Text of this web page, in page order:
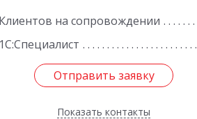
Клиентов на сопровождении
1С:Специалист
Отправить заявку
Показать контакты
Отправить заявку
Назад